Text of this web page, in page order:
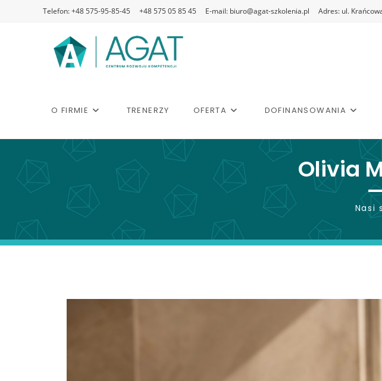
Telefon: +48 575-95-85-45 +48 575 05 85 45 E-mail: biuro@agat-szkolenia.pl Adres: ul.
O FIRMIE TRENERZY OFERTA DOFINANSOWANIA
Olivia
Nasi